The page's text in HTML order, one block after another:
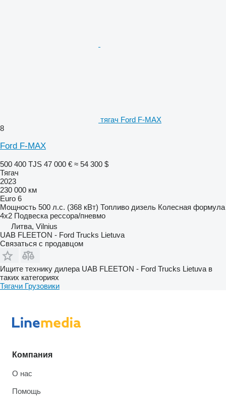
тягач Ford F-MAX
8
Ford F-MAX
500 400 TJS 47 000 € ≈ 54 300 $
Тягач
2023
230 000 км
Euro 6
Мощность 500 л.с. (368 кВт) Топливо дизель Колесная формула
4x2 Подвеска рессора/пневмо
Литва, Vilnius
UAB FLEETON - Ford Trucks Lietuva
Связаться с продавцом
Ищите технику дилера UAB FLEETON - Ford Trucks Lietuva в
таких категориях
Тягачи Грузовики
Компания
О нас
Помощь